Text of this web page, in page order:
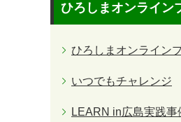
ひろしまオンライン
ひろしまオンライン
いつでもチャレンジ
LEARN in広島実践事